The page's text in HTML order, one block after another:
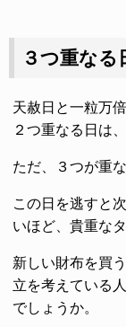
３つ重なる
天赦日と一粒万
２つ重なる日は
ただ、３つが重
この日を逃すと
いほど、貴重な
新しい財布を買
立を考えている
でしょうか。